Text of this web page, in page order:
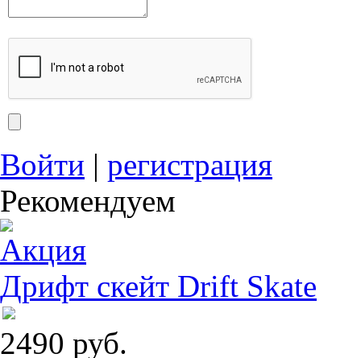
Войти | регистрация
Рекомендуем
Дрифт скейт Drift Skate
2490 руб.